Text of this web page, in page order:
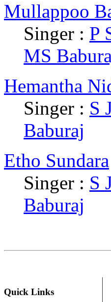
Mullappoo
Singer : P
MS
Hemantha
Singer : S
Baburaj
Etho Sundara
Singer : S
Baburaj
Quick Links